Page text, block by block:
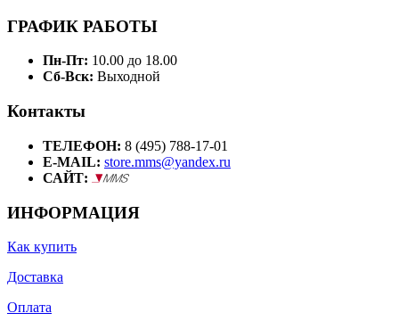
ГРАФИК РАБОТЫ
Пн-Пт: 10.00 до 18.00
Сб-Вск: Выходной
Контакты
ТЕЛЕФОН: 8 (495) 788-17-01
E-MAIL: store.mms@yandex.ru
САЙТ:
ИНФОРМАЦИЯ
Как купить
Доставка
Оплата